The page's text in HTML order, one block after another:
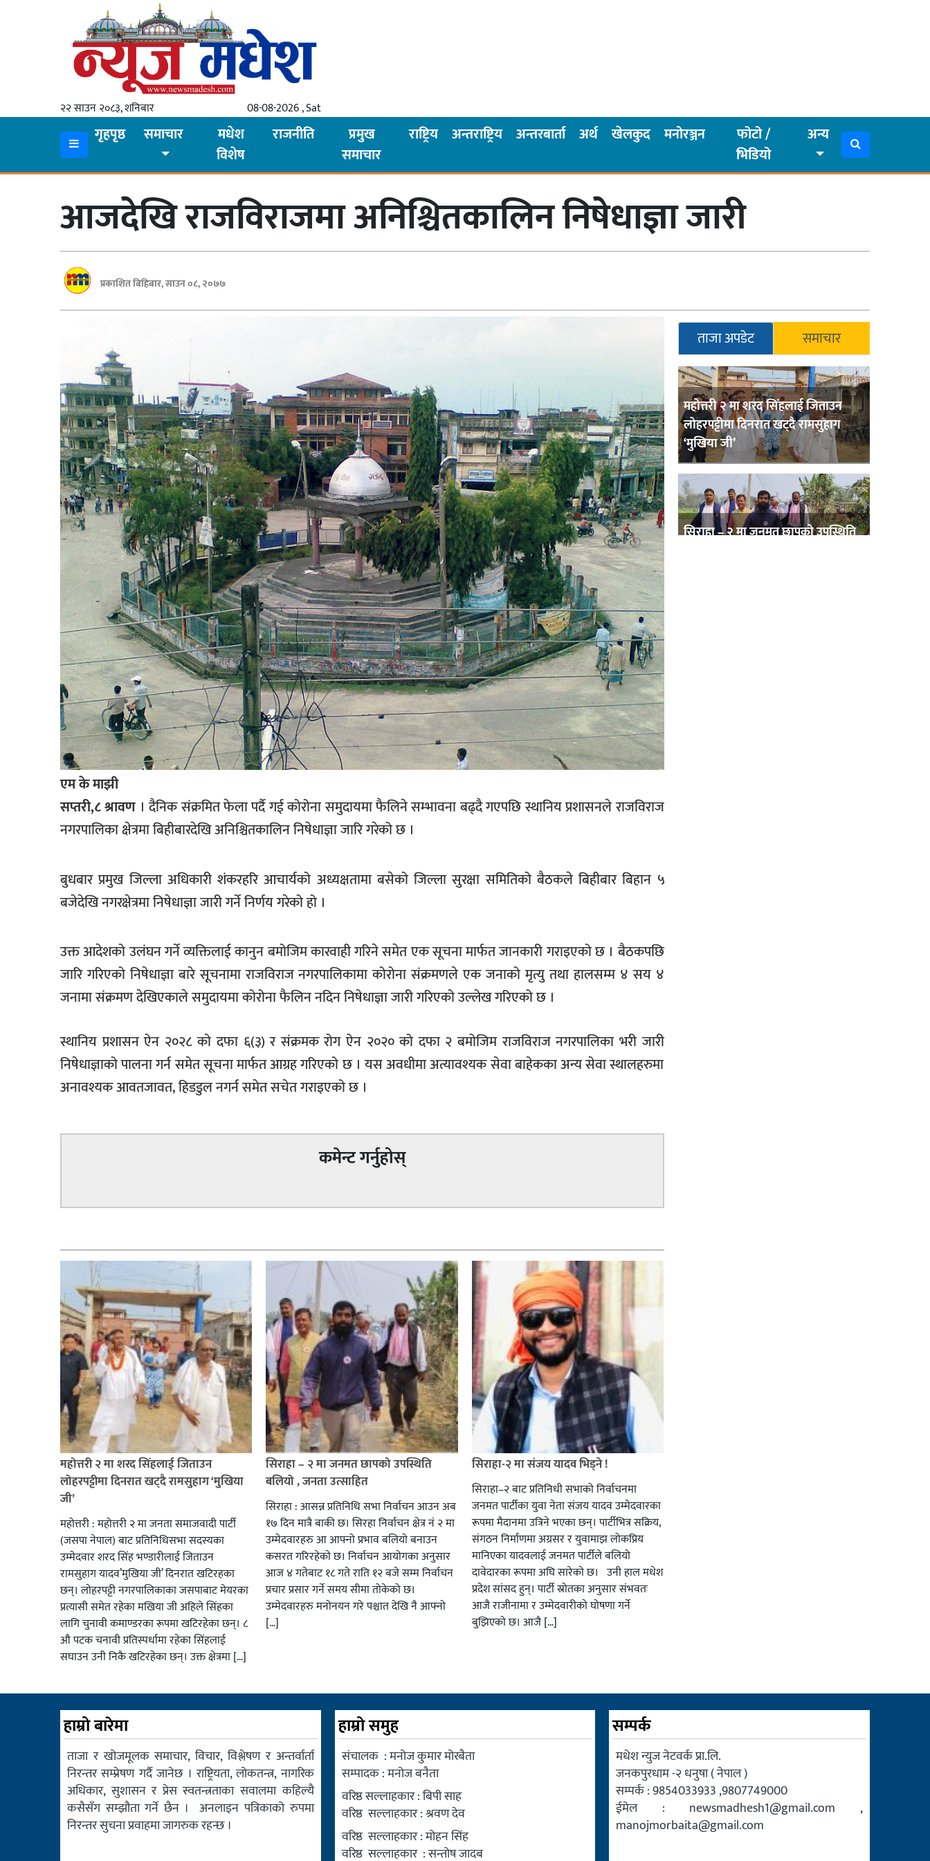
२२ साउन २०८३, शनिबार 08-08-2026 , Sat
गृहपृष्ठ समाचार
मधेश
विशेष
राजनीति
प्रमुख
समाचार
राष्ट्रिय अन्तराष्ट्रिय अन्तरबार्ता अर्थ खेलकुद मनोरञ्जन
फोटो /
भिडियो
अन्य
अन्तराष्ट्रिय
अन्तरबार्ता
आजदेखि राजविराजमा अनिश्चितकालिन निषेधाज्ञा जारी
प्रकाशित बिहिबार, साउन ०८, २०७७
एम के माझी
सप्तरी,८ श्रावण । दैनिक संक्रमित फेला पर्दै गई कोरोना समुदायमा फैलिने सम्भावना बढ्दै गएपछि स्थानिय प्रशासनले राजविराज
नगरपालिका क्षेत्रमा बिहीबारदेखि अनिश्चितकालिन निषेधाज्ञा जारि गरेको छ ।
बुधबार प्रमुख जिल्ला अधिकारी शंकरहरि आचार्यको अध्यक्षतामा बसेको जिल्ला सुरक्षा समितिको बैठकले बिहीबार बिहान ५
बजेदेखि नगरक्षेत्रमा निषेधाज्ञा जारी गर्ने निर्णय गरेको हो ।
उक्त आदेशको उलंघन गर्ने व्यक्तिलाई कानुन बमोजिम कारवाही गरिने समेत एक सूचना मार्फत जानकारी गराइएको छ । बैठकपछि
जारि गरिएको निषेधाज्ञा बारे सूचनामा राजविराज नगरपालिकामा कोरोना संक्रमणले एक जनाको मृत्यु तथा हालसम्म ४ सय ४
जनामा संक्रमण देखिएकाले समुदायमा कोरोना फैलिन नदिन निषेधाज्ञा जारी गरिएको उल्लेख गरिएको छ ।
स्थानिय प्रशासन ऐन २०२८ को दफा ६(३) र संक्रमक रोग ऐन २०२० को दफा २ बमोजिम राजविराज नगरपालिका भरी जारी
निषेधाज्ञाको पालना गर्न समेत सूचना मार्फत आग्रह गरिएको छ । यस अवधीमा अत्यावश्यक सेवा बाहेकका अन्य सेवा स्थालहरुमा
अनावश्यक आवतजावत, हिडडुल नगर्न समेत सचेत गराइएको छ ।
ताजा अपडेट समाचार
महोत्तरी २ मा शरद सिंहलाई जिताउन
लोहरपट्टीमा दिनरात खट्दै रामसुहाग
‘मुखिया जी’
सिराहा – २ मा जनमत छापको उपस्थिति
कमेन्ट गर्नुहोस्
महोत्तरी २ मा शरद सिंहलाई जिताउन
लोहरपट्टीमा दिनरात खट्दै रामसुहाग ‘मुखिया
जी’
महोत्तरी : महोत्तरी २ मा जनता समाजवादी पार्टी
(जसपा नेपाल) बाट प्रतिनिधिसभा सदस्यका
उम्मेदवार शरद सिंह भण्डारीलाई जिताउन
रामसुहाग यादव’मुखिया जी’ दिनरात खटिरहका
छन्। लोहरपट्टी नगरपालिकाका जसपाबाट मेयरका
प्रत्यासी समेत रहेका मखिया जी अहिले सिंहका
लागि चुनावी कमाण्डरका रूपमा खटिरहेका छन्। ८
औ पटक चनावी प्रतिस्पर्धामा रहेका सिंहलाई
सघाउन उनी निकै खटिरहेका छन्। उक्त क्षेत्रमा […]
सिराहा – २ मा जनमत छापको उपस्थिति
बलियो , जनता उत्साहित
सिराहा : आसन्न प्रतिनिधि सभा निर्वाचन आउन अब
१७ दिन मात्रै बाकी छ। सिरहा निर्वाचन क्षेत्र नं २ मा
उम्मेदवारहरु आ आफ्नो प्रभाव बलियो बनाउन
कसरत गरिरहेको छ। निर्वाचन आयोगका अनुसार
आज ४ गतेबाट १८ गते राति १२ बजे सम्म निर्वाचन
प्रचार प्रसार गर्ने समय सीमा तोकेको छ।
उम्मेदवारहरु मनोनयन गरे पश्चात देखि नै आफ्नो
[…]
सिराहा-२ मा संजय यादव भिड्ने !
सिराहा–२ बाट प्रतिनिधी सभाको निर्वाचनमा
जनमत पार्टीका युवा नेता संजय यादव उम्मेदवारका
रूपमा मैदानमा उत्रिने भएका छन्। पार्टीभित्र सक्रिय,
संगठन निर्माणमा अग्रसर र युवामाझ लोकप्रिय
मानिएका यादवलाई जनमत पार्टीले बलियो
दावेदारका रूपमा अघि सारेको छ। उनी हाल मधेश
प्रदेश सांसद हुन्। पार्टी स्रोतका अनुसार संभवतः
आजै राजीनामा र उम्मेदवारीको घोषणा गर्ने
बुझिएको छ। आजै […]
हाम्रो बारेमा
ताजा र खोजमूलक समाचार, विचार, विश्लेषण र अन्तर्वार्ता
निरन्तर सम्प्रेषण गर्दै जानेछ । राष्ट्रियता, लोकतन्त्र, नागरिक
अधिकार, सुशासन र प्रेस स्वतन्त्रताका सवालमा कहिल्यै
कसैसँग सम्झौता गर्ने छैन । अनलाइन पत्रिकाको रुपमा
निरन्तर सुचना प्रवाहमा जागरुक रहन्छ ।
हाम्रो समुह
संचालक : मनोज कुमार मोरबैता
सम्पादक : मनोज बनैता
वरिष्ठ सल्लाहकार : बिपी साह
वरिष्ठ सल्लाहकार : श्रवण देव
वरिष्ठ सल्लाहकार : मोहन सिंह
वरिष्ठ सल्लाहकार : सन्तोष जादब
सम्पर्क
मधेश न्युज नेटवर्क प्रा.लि.
जनकपुरधाम -२ धनुषा ( नेपाल )
सम्पर्क : 9854033933 ,9807749000
ईमेल : newsmadhesh1@gmail.com ,
manojmorbaita@gmail.com